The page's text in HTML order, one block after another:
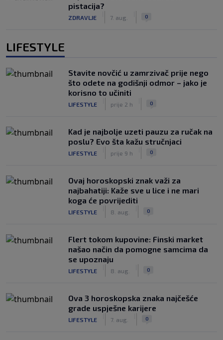
pistacija?
ZDRAVLJE 7. aug. 0
LIFESTYLE
Stavite novčić u zamrzivač prije nego
što odete na godišnji odmor – jako je
korisno to učiniti
LIFESTYLE prije 2 h 0
Kad je najbolje uzeti pauzu za ručak na
poslu? Evo šta kažu stručnjaci
LIFESTYLE prije 9 h 0
Ovaj horoskopski znak važi za
najbahatiji: Kaže sve u lice i ne mari
koga će povrijediti
LIFESTYLE 8. aug. 0
Flert tokom kupovine: Finski market
našao način da pomogne samcima da
se upoznaju
LIFESTYLE 8. aug. 0
Ova 3 horoskopska znaka najčešće
grade uspješne karijere
LIFESTYLE 7. aug. 0